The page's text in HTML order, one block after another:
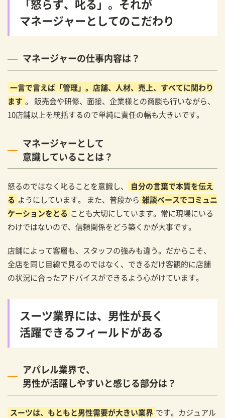
「怒らず、叱る」。それが
マネージャーとしてのこだわり
マネージャーの仕事内容は？
一言で言えば「管理」。店舗、人材、売上、すべてに関わり
ます 。 販売会や研修、面接、企業様との商談も行いながら、
10店舗以上を統括するので単純に責任の幅も大きいです。
マネージャーとして
意識していることは？
怒るのではなく叱ることを意識し、
自分の言葉で本質を伝え
る ようにしています。 また、普段から 雑談ベースでコミュニ
ケーションをとる ことも大切にしています。常に現場にいる
わけではないので、信頼関係をどう築くかが大事です。
店舗によって客層も、スタッフの強みも違う。だからこそ、
全店を同じ目線で見るのではなく、できるだけ客観的に店舗
の状況に合ったアドバイスができるよう心がけています。
スーツ業界には、男性が長く
活躍できるフィールドがある
アパレル業界で、
男性が活躍しやすいと感じる部分は？
スーツは、もともと男性需要が大きい業界 です。カジュアル